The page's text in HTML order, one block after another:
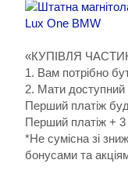
«КУПІВЛЯ
1. Вам потрібно
2. Мати доступний
Перший платіж
Перший платіж + 3
*Не сумісна зі
бонусами та